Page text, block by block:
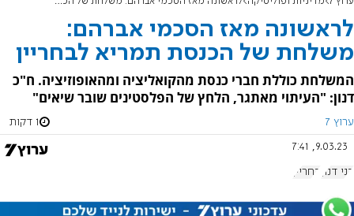
לראשונה מאז הסכמי אברהם:
משלחת של הכנסת תמריא לבחריין
המשלחת כוללת חברי כנסת מהקואליציה ומהאופוזיציה. ח"כ
דנון: "העיתוי מאתגר, הלחץ של הפלסטינים שובר שיאים"
ערוץ 7 1 דקות
9.03.23, 7:41
דני דנון בחריין